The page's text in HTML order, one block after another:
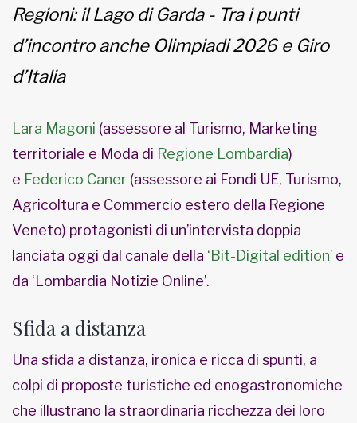
Regioni: il Lago di Garda - Tra i punti
d’incontro anche Olimpiadi 2026 e Giro
d’Italia
Lara Magoni (assessore al Turismo, Marketing
territoriale e Moda di Regione Lombardia)
e Federico Caner (assessore ai Fondi UE, Turismo,
Agricoltura e Commercio estero della Regione
Veneto) protagonisti di un’intervista doppia
lanciata oggi dal canale della ‘Bit-Digital edition’ e
da ‘Lombardia Notizie Online’.
Sfida a distanza
Una sfida a distanza, ironica e ricca di spunti, a
colpi di proposte turistiche ed enogastronomiche
che illustrano la straordinaria ricchezza dei loro